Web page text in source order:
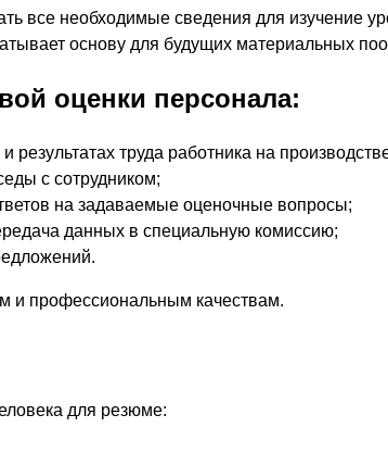
все необходимые сведения для изучение
основу для будущих материальных
оценки персонала:
труда работника на
с сотрудником;
на задаваемые оценочные вопросы;
данных в специальную комиссию;
и профессиональным качествам.
для резюме: